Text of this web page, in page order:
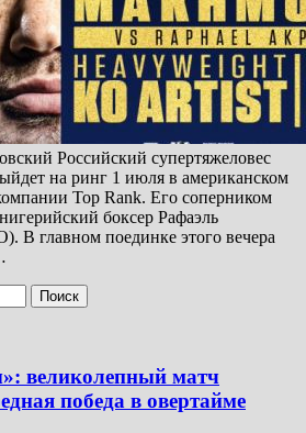
Российский супертяжеловес
на ринг 1 июля в американском
Top Rank. Его соперником
боксер Рафаэль
В главном поединке этого вечера
великолепный матч
победа в овертайме